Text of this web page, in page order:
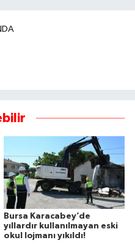
Bursa Karacabey’de
yıllardır kullanılmayan eski
okul lojmanı yıkıldı!